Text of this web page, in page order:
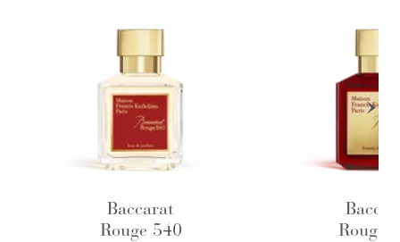
Baccarat
Rouge 540
Rouge